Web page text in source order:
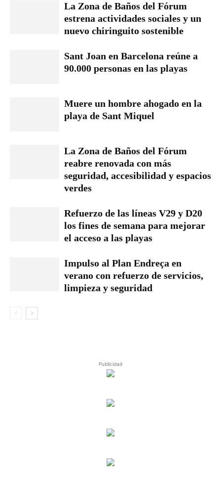
La Zona de Baños del Fórum
estrena actividades sociales y un
nuevo chiringuito sostenible
Sant Joan en Barcelona reúne a
90.000 personas en las playas
Muere un hombre ahogado en la
playa de Sant Miquel
La Zona de Baños del Fórum
reabre renovada con más
seguridad, accesibilidad y espacios
verdes
Refuerzo de las líneas V29 y D20
los fines de semana para mejorar
el acceso a las playas
Impulso al Plan Endreça en
verano con refuerzo de servicios,
limpieza y seguridad
Publicidad